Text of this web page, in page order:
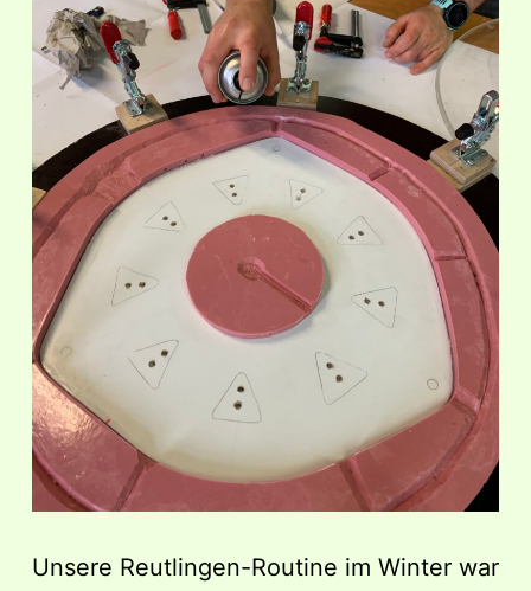
Unsere Reutlingen-Routine im Winter war